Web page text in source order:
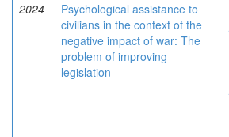
2024
Psychological assistance to
civilians in the context of the
negative impact of war: The
problem of improving
legislation